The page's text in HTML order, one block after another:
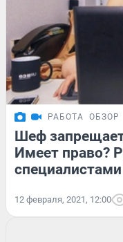
РАБОТА ОБЗОР
Шеф запрещает
Имеет право?
12 февраля, 2021, 12:00